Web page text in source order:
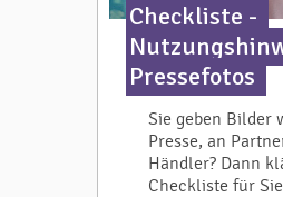
Checkliste -
Pressefotos
Sie geben Bilder
Presse, an
Händler? Dann
Checkliste für